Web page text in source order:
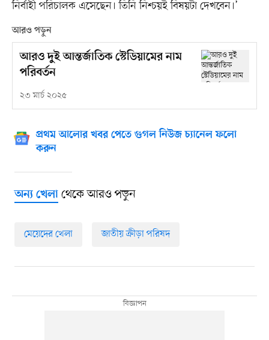
নির্বাহী পরিচালক এসেছেন। তিনি নিশ্চয়ই বিষয়টা দেখবেন।’
আরও পড়ুন
আরও দুই আন্তর্জাতিক স্টেডিয়ামের নাম
পরিবর্তন
২৩ মার্চ ২০২৫
প্রথম আলোর খবর পেতে গুগল নিউজ চ্যানেল ফলো
করুন
অন্য খেলাথেকে আরও পড়ুন
মেয়েদের খেলা জাতীয় ক্রীড়া পরিষদ